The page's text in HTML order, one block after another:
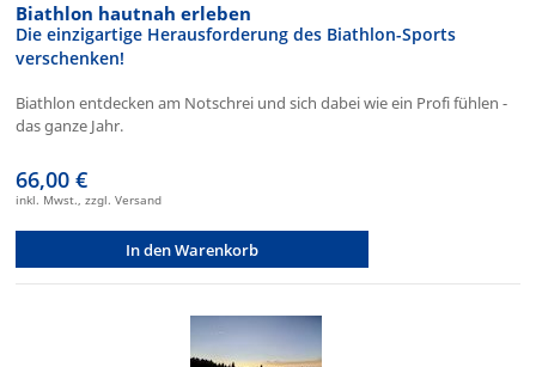
Biathlon hautnah erleben
Die einzigartige Herausforderung des Biathlon-Sports
verschenken!
Biathlon entdecken am Notschrei und sich dabei wie ein Profi fühlen -
das ganze Jahr.
66,00 €
inkl. Mwst., zzgl. Versand
In den Warenkorb